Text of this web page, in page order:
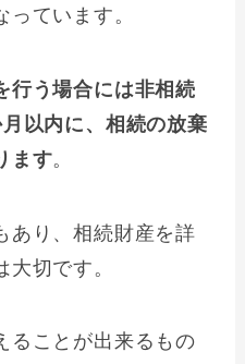
ています。
行う場合には非相続
以内に、相続の放棄
ます。
あり、相続財産を詳
切です。
ることが出来るもの